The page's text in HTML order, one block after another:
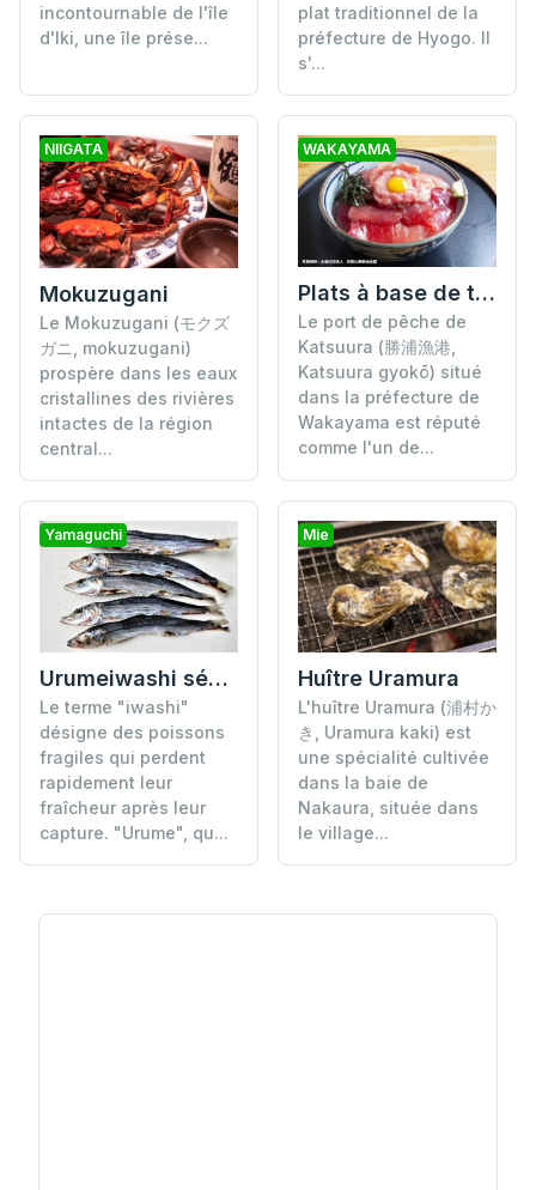
incontournable de l'île
d'Iki, une île prése...
plat traditionnel de la
préfecture de Hyogo. Il
s'...
NIIGATA
Mokuzugani
Le Mokuzugani (モクズ
ガニ, mokuzugani)
prospère dans les eaux
cristallines des rivières
intactes de la région
central...
WAKAYAMA
Plats à base de thon
Le port de pêche de
Katsuura (勝浦漁港,
Katsuura gyokō) situé
dans la préfecture de
Wakayama est réputé
comme l'un de...
Yamaguchi
Urumeiwashi séché entier
Le terme "iwashi"
désigne des poissons
fragiles qui perdent
rapidement leur
fraîcheur après leur
capture. "Urume", qu...
Mie
Huître Uramura
L'huître Uramura (浦村か
き, Uramura kaki) est
une spécialité cultivée
dans la baie de
Nakaura, située dans
le village...